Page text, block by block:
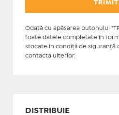
Odată cu apăsarea butonului
toate datele completate în
stocate în condiţii de siguranţă
contacta ulterior.
DISTRIBUIE